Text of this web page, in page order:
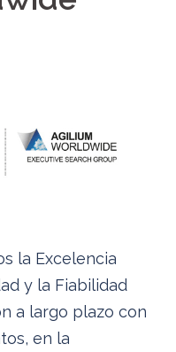
la Excelencia
y la Fiabilidad
a largo plazo con
en la